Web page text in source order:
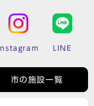
Instagram LINE
市の施設一覧